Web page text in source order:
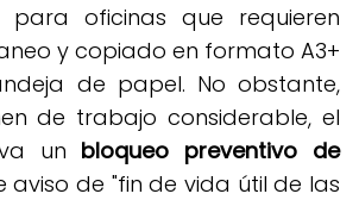
para oficinas que requieren
y copiado en formato A3+
de papel. No obstante,
de trabajo considerable, el
un bloqueo preventivo de
aviso de "fin de vida útil de las